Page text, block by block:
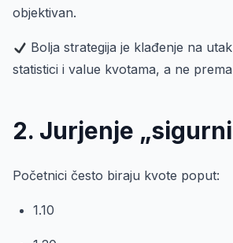
objektivan.
Bolja strategija je klađenje na
statistici i value kvotama, a ne
2. Jurjenje
Početnici često biraju kvote poput:
1.10